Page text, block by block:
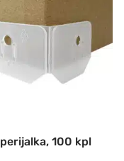
100 kpl